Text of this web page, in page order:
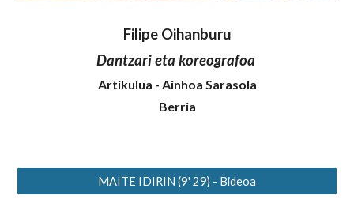
Filipe Oihanburu
Dantzari eta koreografoa
Artikulua - Ainhoa Sarasola
Berria
MAITE IDIRIN (9' 29) - Bideoa